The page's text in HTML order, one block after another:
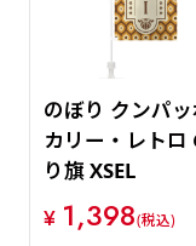
のぼり クンパ
カリー・レトロ
り旗 XSEL
¥ 1,398(税込)